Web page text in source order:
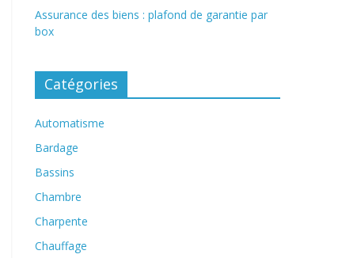
Assurance des biens : plafond de garantie par
box
Catégories
Automatisme
Bardage
Bassins
Chambre
Charpente
Chauffage